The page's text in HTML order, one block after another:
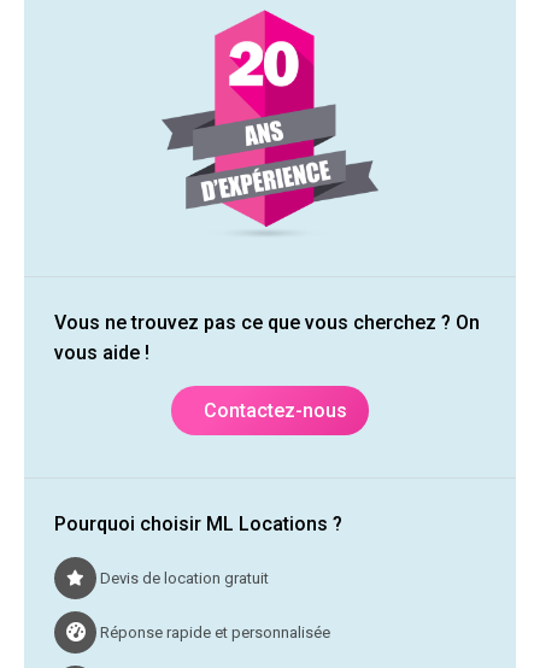
Vous ne trouvez pas ce que vous cherchez ? On
vous aide !
Contactez-nous
Pourquoi choisir ML Locations ?
Devis de location gratuit
Réponse rapide et personnalisée